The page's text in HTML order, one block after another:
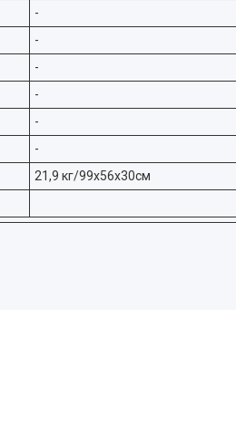
-
-
-
-
-
-
21,9 кг/99х56х30см